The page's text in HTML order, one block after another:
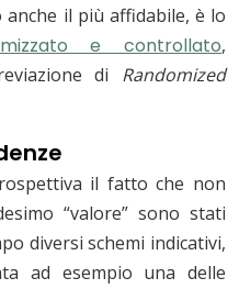
il più affidabile, è lo
e controllato,
di Randomized
il fatto che non
“valore” sono stati
diversi schemi indicativi,
ad esempio una delle